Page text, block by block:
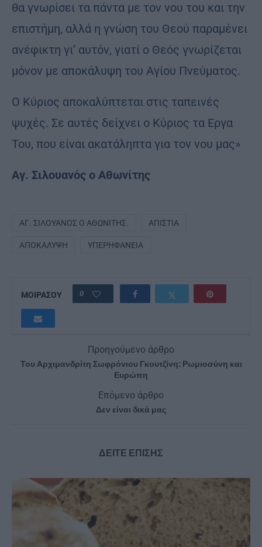
θα γνωρίσει τα πάντα με τον νου του και την
επιστήμη, αλλά η γνώση του Θεού παραμένει
ανέφικτη γι’ αυτόν, γιατί ο Θεός γνωρίζεται
μόνον με αποκάλυψη του Αγίου Πνεύματος.
Ο Κύριος αποκαλύπτεται στις ταπεινές
ψυχές. Σε αυτές δείχνει ο Κύριος τα Εργα
Του, που είναι ακατάληπτα για τον νου μας»
Αγ. Σιλουανός ο Αθωνίτης
ΆΓ. ΣΙΛΟΥΑΝΌΣ Ο ΑΘΩΝΊΤΗΣ. ΑΠΙΣΤΊΑ
ΑΠΟΚΆΛΥΨΗ ΥΠΕΡΗΦΆΝΕΙΑ
ΜΟΙΡΑΣΟΥ 0
Προηγούμενο άρθρο
Του Αρχιμανδρίτη Σωφρόνιου Γκουτζίνη: Ρωμιοσύνη και
Ευρώπη
Επόμενο άρθρο
Δεν είναι δικά μας
ΔΕΙΤΕ ΕΠΙΣΗΣ